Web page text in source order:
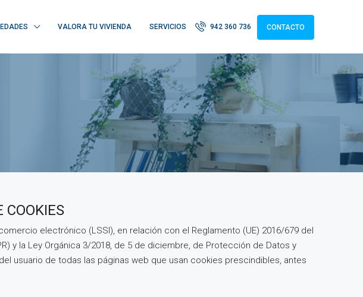
VALORA TU VIVIENDA SERVICIOS 942 360 736 CONTACTO
COOKIES
electrónico (LSSI), en relación con el Reglamento (UE) 2016/679 del
y la Ley Orgánica 3/2018, de 5 de diciembre, de Protección de Datos y
usuario de todas las páginas web que usan cookies prescindibles, antes